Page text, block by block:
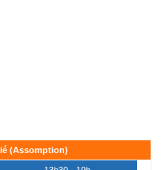
(Assomption)